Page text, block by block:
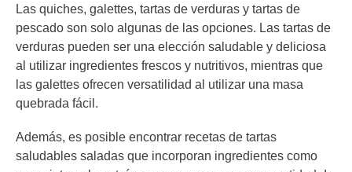
Las quiches, galettes, tartas de verduras y tartas de
pescado son solo algunas de las opciones. Las tartas de
verduras pueden ser una elección saludable y deliciosa
al utilizar ingredientes frescos y nutritivos, mientras que
las galettes ofrecen versatilidad al utilizar una masa
quebrada fácil.
Además, es posible encontrar recetas de tartas
saludables saladas que incorporan ingredientes como